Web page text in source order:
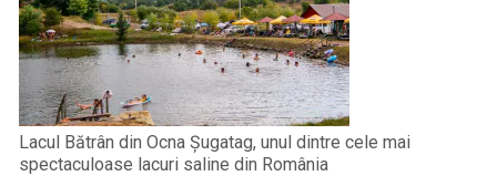
Lacul Bătrân din Ocna Șugatag, unul dintre cele mai
spectaculoase lacuri saline din România